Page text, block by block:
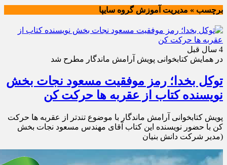
برچسب » مدیریت آموزش گروه سایپا
4 سال قبل
در همایش کتابخوانی پویش آرامش ماندگار مطرح شد
توکل بخدا؛ رمز موفقیت مسعود نجات بخش
نویسنده کتاب از عقربه ها حرکت کن
پویش کتابخوانی آرامش ماندگار با موضوع تندتر از عقربه ها حرکت
کن با حضور نویسنده این کتاب آقای مهندس مسعود نجات بخش
(مدیر شرکت دانش بنیان